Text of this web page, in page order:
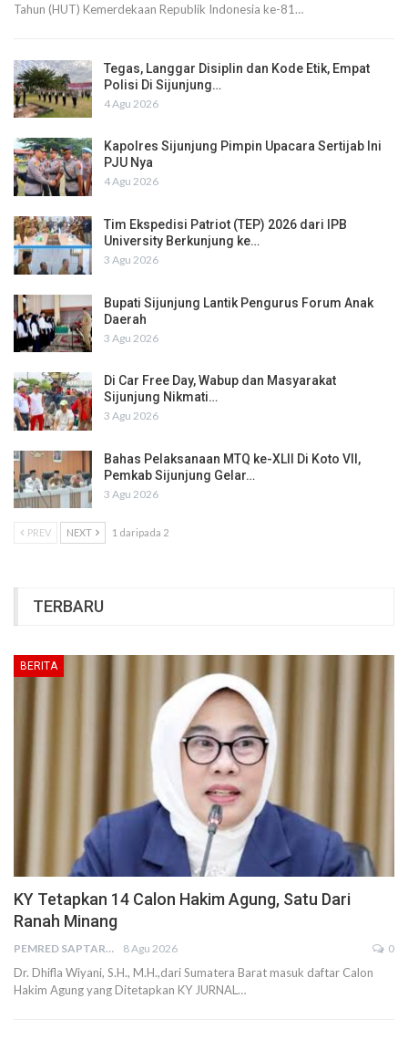
Tahun (HUT) Kemerdekaan Republik Indonesia ke-81…
Tegas, Langgar Disiplin dan Kode Etik, Empat
Polisi Di Sijunjung…
4 Agu 2026
Kapolres Sijunjung Pimpin Upacara Sertijab Ini
PJU Nya
4 Agu 2026
Tim Ekspedisi Patriot (TEP) 2026 dari IPB
University Berkunjung ke…
3 Agu 2026
Bupati Sijunjung Lantik Pengurus Forum Anak
Daerah
3 Agu 2026
Di Car Free Day, Wabup dan Masyarakat
Sijunjung Nikmati…
3 Agu 2026
Bahas Pelaksanaan MTQ ke-XLII Di Koto VII,
Pemkab Sijunjung Gelar…
3 Agu 2026
PREV NEXT 1 daripada 2
TERBARU
BERITA
KY Tetapkan 14 Calon Hakim Agung, Satu Dari
Ranah Minang
PEMRED SAPTARIUS 8 Agu 2026 0
Dr. Dhifla Wiyani, S.H., M.H.,dari Sumatera Barat masuk daftar Calon
Hakim Agung yang Ditetapkan KY JURNAL…